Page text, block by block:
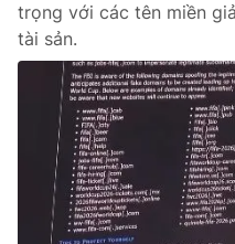
Xã hội
Pháp luật
Thế giới
trọng với các tên miền
tài sản.